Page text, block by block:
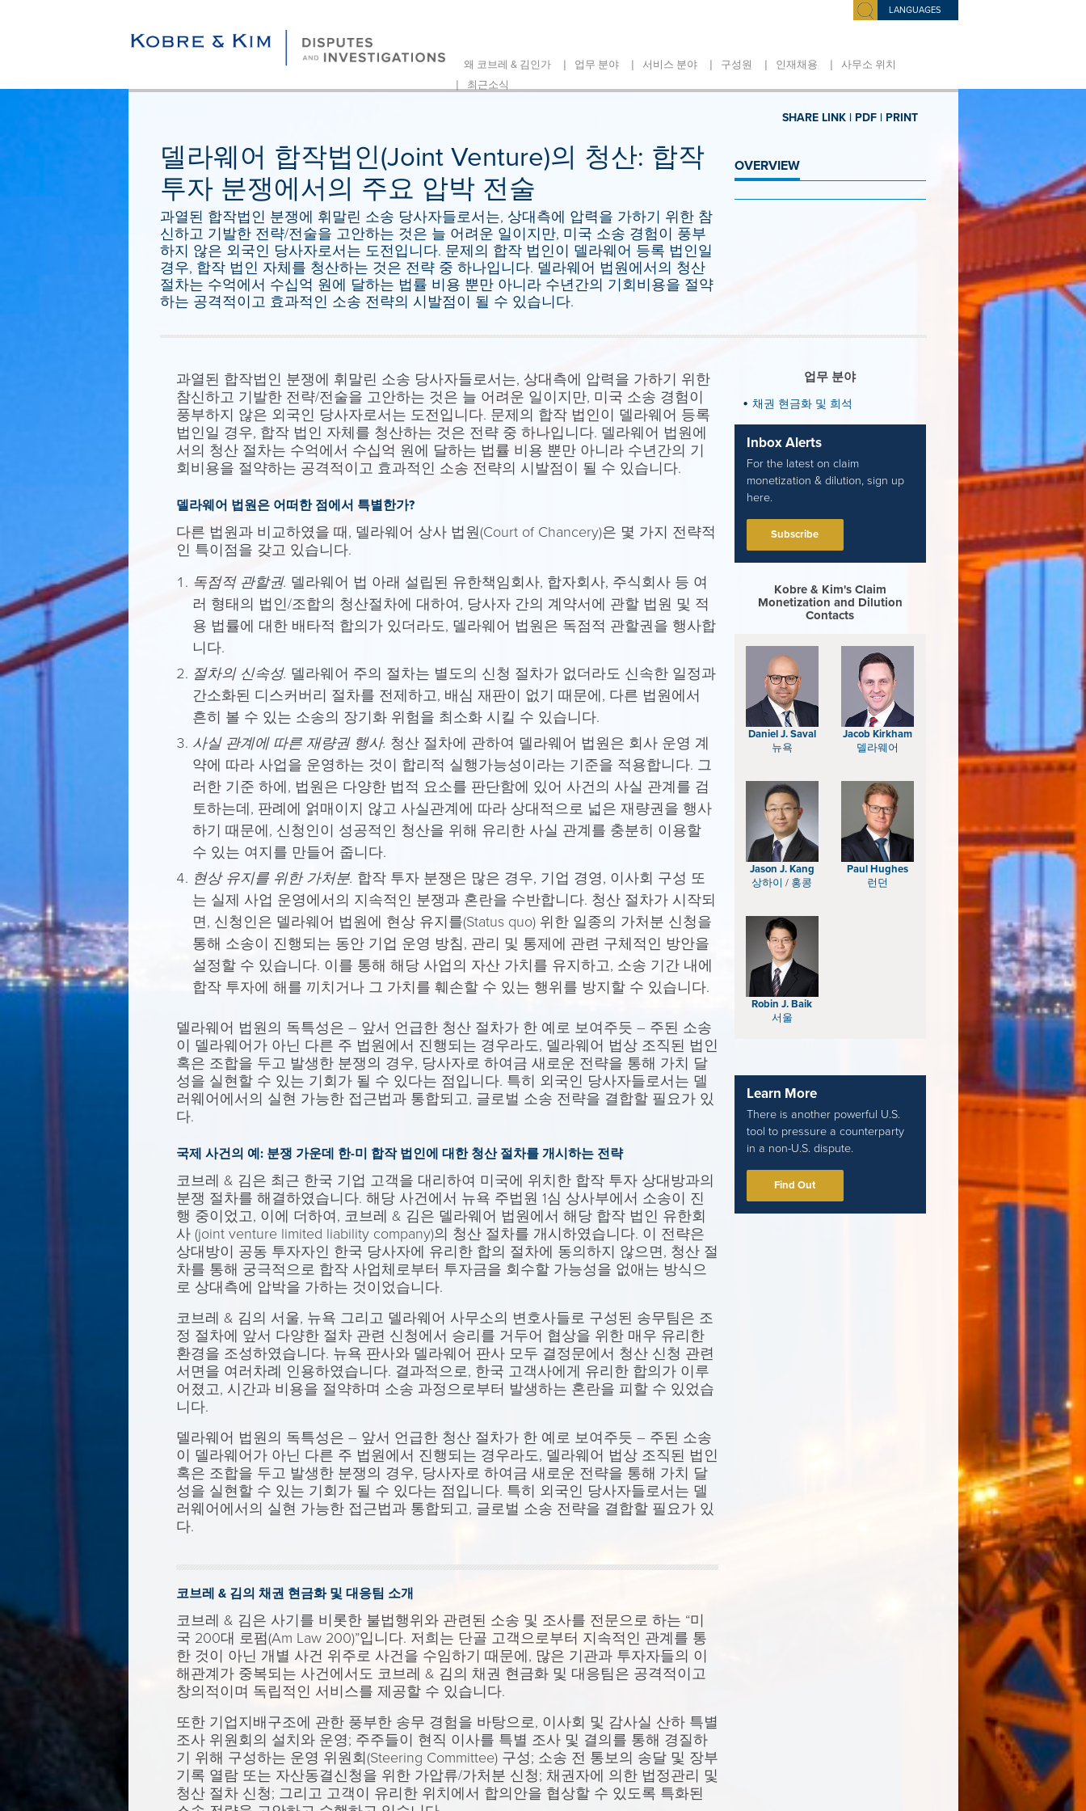
LANGUAGES
왜 코브레 & 김인가 | 업무 분야 | 서비스 분야 | 구성원 | 인재채용 | 사무소 위치
| 최근소식
PRINT
PDF |
SHARE LINK |
델라웨어 합작법인(Joint Venture)의 청산: 합작
투자 분쟁에서의 주요 압박 전술
과열된 합작법인 분쟁에 휘말린 소송 당사자들로서는, 상대측에 압력을 가하기 위한 참
신하고 기발한 전략/전술을 고안하는 것은 늘 어려운 일이지만, 미국 소송 경험이 풍부
하지 않은 외국인 당사자로서는 도전입니다. 문제의 합작 법인이 델라웨어 등록 법인일
경우, 합작 법인 자체를 청산하는 것은 전략 중 하나입니다. 델라웨어 법원에서의 청산
절차는 수억에서 수십억 원에 달하는 법률 비용 뿐만 아니라 수년간의 기회비용을 절약
하는 공격적이고 효과적인 소송 전략의 시발점이 될 수 있습니다.
OVERVIEW
과열된 합작법인 분쟁에 휘말린 소송 당사자들로서는, 상대측에 압력을 가하기 위한
참신하고 기발한 전략/전술을 고안하는 것은 늘 어려운 일이지만, 미국 소송 경험이
풍부하지 않은 외국인 당사자로서는 도전입니다. 문제의 합작 법인이 델라웨어 등록
법인일 경우, 합작 법인 자체를 청산하는 것은 전략 중 하나입니다. 델라웨어 법원에
서의 청산 절차는 수억에서 수십억 원에 달하는 법률 비용 뿐만 아니라 수년간의 기
회비용을 절약하는 공격적이고 효과적인 소송 전략의 시발점이 될 수 있습니다.
델라웨어 법원은 어떠한 점에서 특별한가?
다른 법원과 비교하였을 때, 델라웨어 상사 법원(Court of Chancery)은 몇 가지 전략적
인 특이점을 갖고 있습니다.
독점적 관할권. 델라웨어 법 아래 설립된 유한책임회사, 합자회사, 주식회사 등 여
러 형태의 법인/조합의 청산절차에 대하여, 당사자 간의 계약서에 관할 법원 및 적
용 법률에 대한 배타적 합의가 있더라도, 델라웨어 법원은 독점적 관할권을 행사합
니다.
절차의 신속성. 델라웨어 주의 절차는 별도의 신청 절차가 없더라도 신속한 일정과
간소화된 디스커버리 절차를 전제하고, 배심 재판이 없기 때문에, 다른 법원에서
흔히 볼 수 있는 소송의 장기화 위험을 최소화 시킬 수 있습니다.
사실 관계에 따른 재량권 행사. 청산 절차에 관하여 델라웨어 법원은 회사 운영 계
약에 따라 사업을 운영하는 것이 합리적 실행가능성이라는 기준을 적용합니다. 그
러한 기준 하에, 법원은 다양한 법적 요소를 판단함에 있어 사건의 사실 관계를 검
토하는데, 판례에 얽매이지 않고 사실관계에 따라 상대적으로 넓은 재량권을 행사
하기 때문에, 신청인이 성공적인 청산을 위해 유리한 사실 관계를 충분히 이용할
수 있는 여지를 만들어 줍니다.
현상 유지를 위한 가처분. 합작 투자 분쟁은 많은 경우, 기업 경영, 이사회 구성 또
는 실제 사업 운영에서의 지속적인 분쟁과 혼란을 수반합니다. 청산 절차가 시작되
면, 신청인은 델라웨어 법원에 현상 유지를(Status quo) 위한 일종의 가처분 신청을
통해 소송이 진행되는 동안 기업 운영 방침, 관리 및 통제에 관련 구체적인 방안을
설정할 수 있습니다. 이를 통해 해당 사업의 자산 가치를 유지하고, 소송 기간 내에
합작 투자에 해를 끼치거나 그 가치를 훼손할 수 있는 행위를 방지할 수 있습니다.
델라웨어 법원의 독특성은 – 앞서 언급한 청산 절차가 한 예로 보여주듯 – 주된 소송
이 델라웨어가 아닌 다른 주 법원에서 진행되는 경우라도, 델라웨어 법상 조직된 법인
혹은 조합을 두고 발생한 분쟁의 경우, 당사자로 하여금 새로운 전략을 통해 가치 달
성을 실현할 수 있는 기회가 될 수 있다는 점입니다. 특히 외국인 당사자들로서는 델
러웨어에서의 실현 가능한 접근법과 통합되고, 글로벌 소송 전략을 결합할 필요가 있
다.
국제 사건의 예: 분쟁 가운데 한-미 합작 법인에 대한 청산 절차를 개시하는 전략
코브레 & 김은 최근 한국 기업 고객을 대리하여 미국에 위치한 합작 투자 상대방과의
분쟁 절차를 해결하였습니다. 해당 사건에서 뉴욕 주법원 1심 상사부에서 소송이 진
행 중이었고, 이에 더하여, 코브레 & 김은 델라웨어 법원에서 해당 합작 법인 유한회
사 (joint venture limited liability company)의 청산 절차를 개시하였습니다. 이 전략은
상대방이 공동 투자자인 한국 당사자에 유리한 합의 절차에 동의하지 않으면, 청산 절
차를 통해 궁극적으로 합작 사업체로부터 투자금을 회수할 가능성을 없애는 방식으
로 상대측에 압박을 가하는 것이었습니다.
코브레 & 김의 서울, 뉴욕 그리고 델라웨어 사무소의 변호사들로 구성된 송무팀은 조
정 절차에 앞서 다양한 절차 관련 신청에서 승리를 거두어 협상을 위한 매우 유리한
환경을 조성하였습니다. 뉴욕 판사와 델라웨어 판사 모두 결정문에서 청산 신청 관련
서면을 여러차례 인용하였습니다. 결과적으로, 한국 고객사에게 유리한 합의가 이루
어졌고, 시간과 비용을 절약하며 소송 과정으로부터 발생하는 혼란을 피할 수 있었습
니다.
델라웨어 법원의 독특성은 – 앞서 언급한 청산 절차가 한 예로 보여주듯 – 주된 소송
이 델라웨어가 아닌 다른 주 법원에서 진행되는 경우라도, 델라웨어 법상 조직된 법인
혹은 조합을 두고 발생한 분쟁의 경우, 당사자로 하여금 새로운 전략을 통해 가치 달
성을 실현할 수 있는 기회가 될 수 있다는 점입니다. 특히 외국인 당사자들로서는 델
러웨어에서의 실현 가능한 접근법과 통합되고, 글로벌 소송 전략을 결합할 필요가 있
다.
코브레 & 김의 채권 현금화 및 대응팀 소개
코브레 & 김은 사기를 비롯한 불법행위와 관련된 소송 및 조사를 전문으로 하는 “미
국 200대 로펌(Am Law 200)”입니다. 저희는 단골 고객으로부터 지속적인 관계를 통
한 것이 아닌 개별 사건 위주로 사건을 수임하기 때문에, 많은 기관과 투자자들의 이
해관계가 중복되는 사건에서도 코브레 & 김의 채권 현금화 및 대응팀은 공격적이고
창의적이며 독립적인 서비스를 제공할 수 있습니다.
또한 기업지배구조에 관한 풍부한 송무 경험을 바탕으로, 이사회 및 감사실 산하 특별
조사 위원회의 설치와 운영; 주주들이 현직 이사를 특별 조사 및 결의를 통해 경질하
기 위해 구성하는 운영 위원회(Steering Committee) 구성; 소송 전 통보의 송달 및 장부
기록 열람 또는 자산동결신청을 위한 가압류/가처분 신청; 채권자에 의한 법정관리 및
청산 절차 신청; 그리고 고객이 유리한 위치에서 합의안을 협상할 수 있도록 특화된
업무 분야
채권 현금화 및 희석
Inbox Alerts
For the latest on claim
monetization & dilution, sign up
here.
Subscribe
Kobre & Kim's Claim
Monetization and Dilution
Contacts
Daniel J. Saval
뉴욕
Jacob Kirkham
델라웨어
Jason J. Kang
상하이 / 홍콩
Paul Hughes
런던
Robin J. Baik
서울
Learn More
There is another powerful U.S.
tool to pressure a counterparty
in a non-U.S. dispute.
Find Out